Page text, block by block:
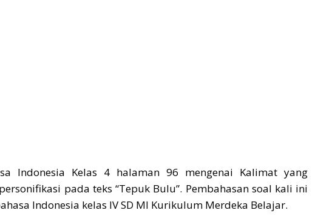
Indonesia Kelas 4 halaman 96 mengenai Kalimat yang
pada teks “Tepuk Bulu”. Pembahasan soal kali ini
Indonesia kelas IV SD MI Kurikulum Merdeka Belajar.